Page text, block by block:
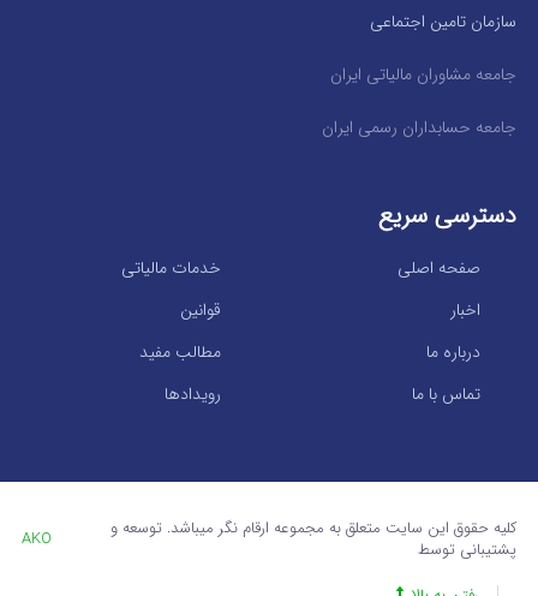
سازمان تامین اجتماعی
جامعه مشاوران مالیاتی ایران
جامعه حسابداران رسمی ایران
دسترسی سریع
خدمات مالیاتی
صفحه اصلی
قوانین
اخبار
مطالب مفید
درباره ما
رویدادها
تماس با ما
کلیه حقوق این سایت متعلق به مجموعه ارقام نگر میباشد. توسعه و
پشتیبانی توسط
AKO